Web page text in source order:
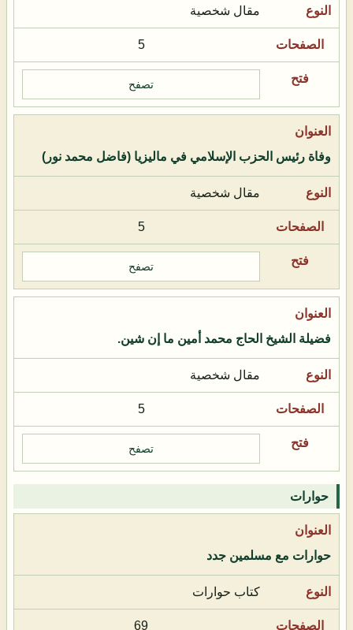
مقال شخصية
5
تصفح
وفاة رئيس الحزب الإسلامي في ماليزيا (فاضل محمد نور)
مقال شخصية
5
تصفح
فضيلة الشيخ الحاج محمد أمين ما إن شين.
مقال شخصية
5
تصفح
حوارات
حوارات مع مسلمين جدد
كتاب حوارات
69